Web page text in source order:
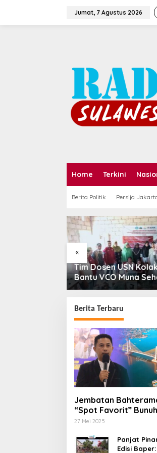
Jumat, 7 Agustus 2026
Home Terkini
Berita Politik Persija
«
Dosen USN Kolaka
VCO Muna Sehat Go
Seorang
Tewas
Mobil
Berita Terbaru
Jembatan
“Spot Favorit”
Remaja : Dari Ikon
Keputusasaan
27 Mei 2025
Panjat
Edisi Baper: